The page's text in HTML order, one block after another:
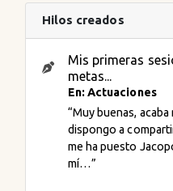
Hilos creados
Mis primeras
metas...
En: Actuaciones
“Muy buenas,
dispongo a
me ha puesto
mí…”